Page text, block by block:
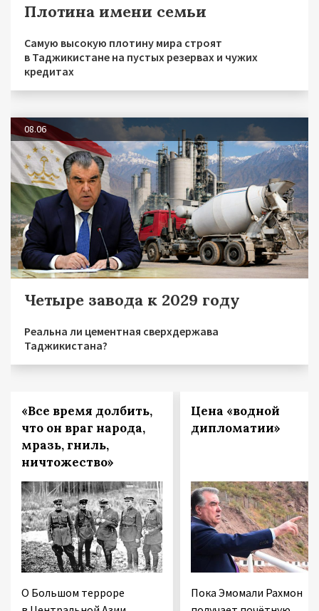
Плотина имени семьи
Самую высокую плотину мира строят
в Таджикистане на пустых резервах и чужих
кредитах
08.06
Четыре завода к 2029 году
Реальна ли цементная сверхдержава
Таджикистана?
«Все время долбить,
что он враг народа,
мразь, гниль,
ничтожество»
О Большом терроре
Цена «водной
дипломатии»
Пока Эмомали Рахмон